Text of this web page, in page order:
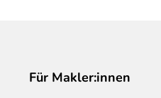
Für Makler:innen